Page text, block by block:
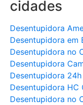
cidades
Desentupidora
Desentupidora em
Desentupidora no
Desentupidora
Desentupidora
Desentupidora HC
Desentupidora no